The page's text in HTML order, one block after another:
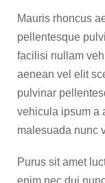
Mauris rhoncus
pellentesque
facilisi nullam
aenean vel elit
pulvinar
vehicula ipsum a
malesuada nunc
Purus sit amet